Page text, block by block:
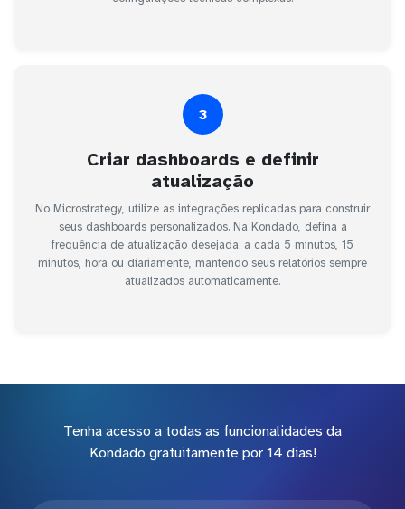
3
Criar dashboards e definir
atualização
No Microstrategy, utilize as integrações replicadas para construir
seus dashboards personalizados. Na Kondado, defina a
frequência de atualização desejada: a cada 5 minutos, 15
minutos, hora ou diariamente, mantendo seus relatórios sempre
atualizados automaticamente.
Tenha acesso a todas as funcionalidades da
Kondado gratuitamente por 14 dias!